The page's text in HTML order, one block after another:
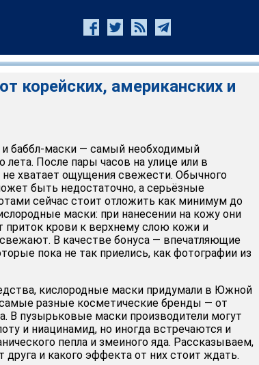
корейских, американских и
баббл-маски — самый необходимый
лета. После пары часов на улице или в
хватает ощущения свежести. Обычного
быть недостаточно, а серьёзные
сейчас стоит отложить как минимум до
маски: при нанесении на кожу они
приток крови к верхнему слою кожи и
В качестве бонуса — впечатляющие
пока не так приелись, как фотографии из
кислородные маски придумали в Южной
разные косметические бренды — от
В пузырьковые маски производители могут
и ниацинамид, но иногда встречаются и
пепла и змеиного яда. Рассказываем,
друга и какого эффекта от них стоит ждать.